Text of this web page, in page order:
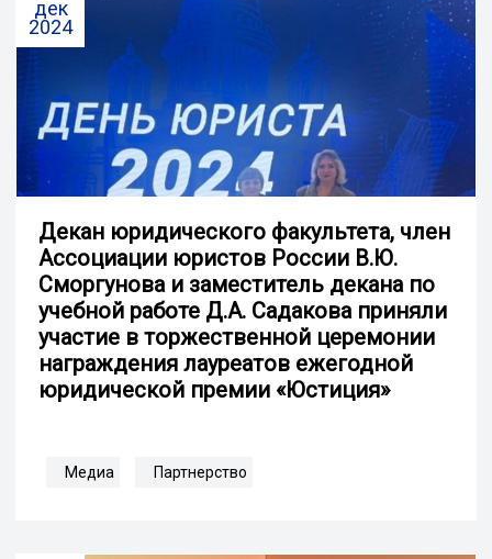
дек
2024
Декан юридического факультета, член
Ассоциации юристов России В.Ю.
Сморгунова и заместитель декана по
учебной работе Д.А. Садакова приняли
участие в торжественной церемонии
награждения лауреатов ежегодной
юридической премии «Юстиция»
Медиа Партнерство